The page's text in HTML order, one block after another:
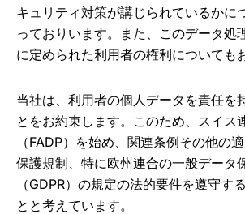
キュリティ対策が講じられているかに
っておりいます。また、このデータ処
に定められた利用者の権利についても
当社は、利用者の個人データを責任を
とをお約束します。このため、スイス
（FADP）を始め、関連条例その他の
保護規制、特に欧州連合の一般データ
（GDPR）の規定の法的要件を遵守す
とと考えています。